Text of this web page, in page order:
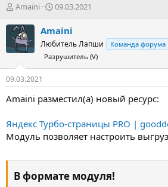
А
т
о
р
е
м
Amaini
Д
т
а
н
а
ч
а
09.03.2021
Amaini
Любитель Лапши Команда форума
Разрушитель (V)
09.03.2021
Amaini разместил(а) новый ресурс:
Яндекс Турбо-страницы PRO |
Модуль позволяет настроить
В формате модуля!​